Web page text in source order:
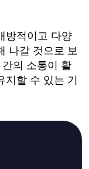
방적이고 다양
나갈 것으로 보
의 소통이 활
지할 수 있는 기